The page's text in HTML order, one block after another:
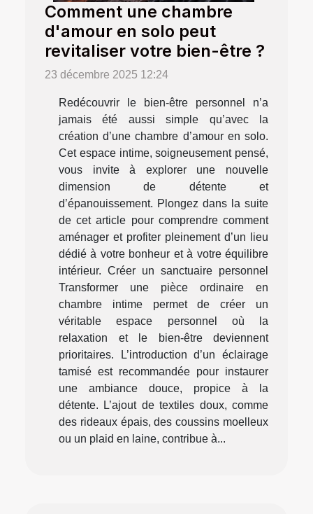
Comment une chambre
d'amour en solo peut
revitaliser votre bien-être ?
23 décembre 2025 12:24
Redécouvrir le bien-être personnel n’a
jamais été aussi simple qu’avec la
création d’une chambre d’amour en solo.
Cet espace intime, soigneusement pensé,
vous invite à explorer une nouvelle
dimension de détente et
d’épanouissement. Plongez dans la suite
de cet article pour comprendre comment
aménager et profiter pleinement d’un lieu
dédié à votre bonheur et à votre équilibre
intérieur. Créer un sanctuaire personnel
Transformer une pièce ordinaire en
chambre intime permet de créer un
véritable espace personnel où la
relaxation et le bien-être deviennent
prioritaires. L’introduction d’un éclairage
tamisé est recommandée pour instaurer
une ambiance douce, propice à la
détente. L’ajout de textiles doux, comme
des rideaux épais, des coussins moelleux
ou un plaid en laine, contribue à...